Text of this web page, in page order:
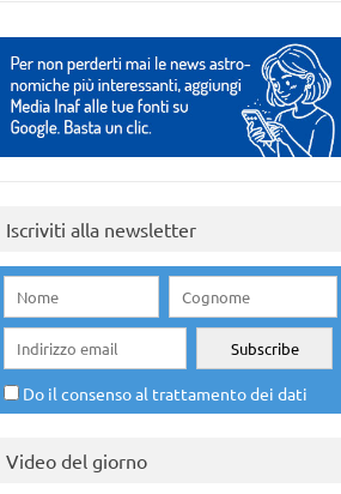
Iscriviti alla newsletter
Do il consenso al trattamento dei dati
Video del giorno